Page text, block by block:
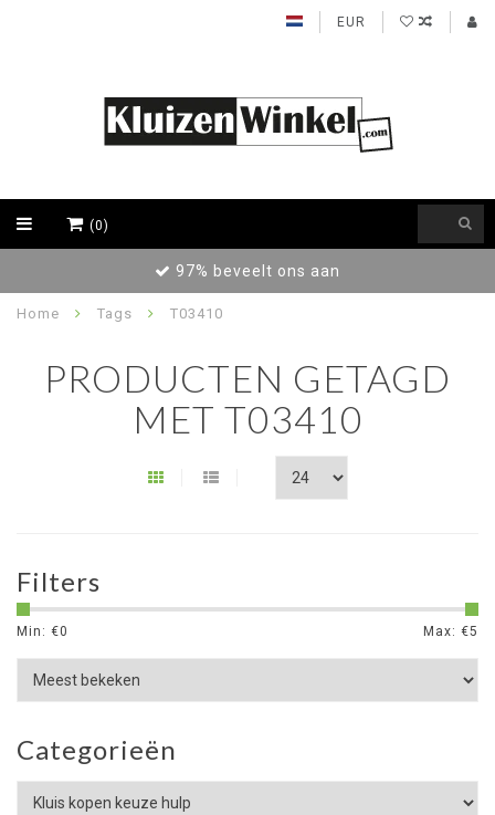
EUR
(0)
97% beveelt ons aan
Home Tags T03410
PRODUCTEN GETAGD
MET T03410
Filters
Min: €0 Max: €5
Categorieën